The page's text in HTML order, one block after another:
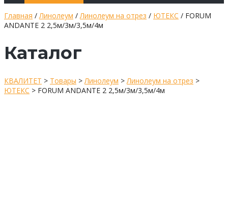
Главная /Линолеум /Линолеум на отрез / ЮТЕКС / FORUM
ANDANTE 2 2,5м/3м/3,5м/4м
Каталог
КВАЛИТЕТ > Товары >Линолеум >Линолеум на отрез >
ЮТЕКС > FORUM ANDANTE 2 2,5м/3м/3,5м/4м